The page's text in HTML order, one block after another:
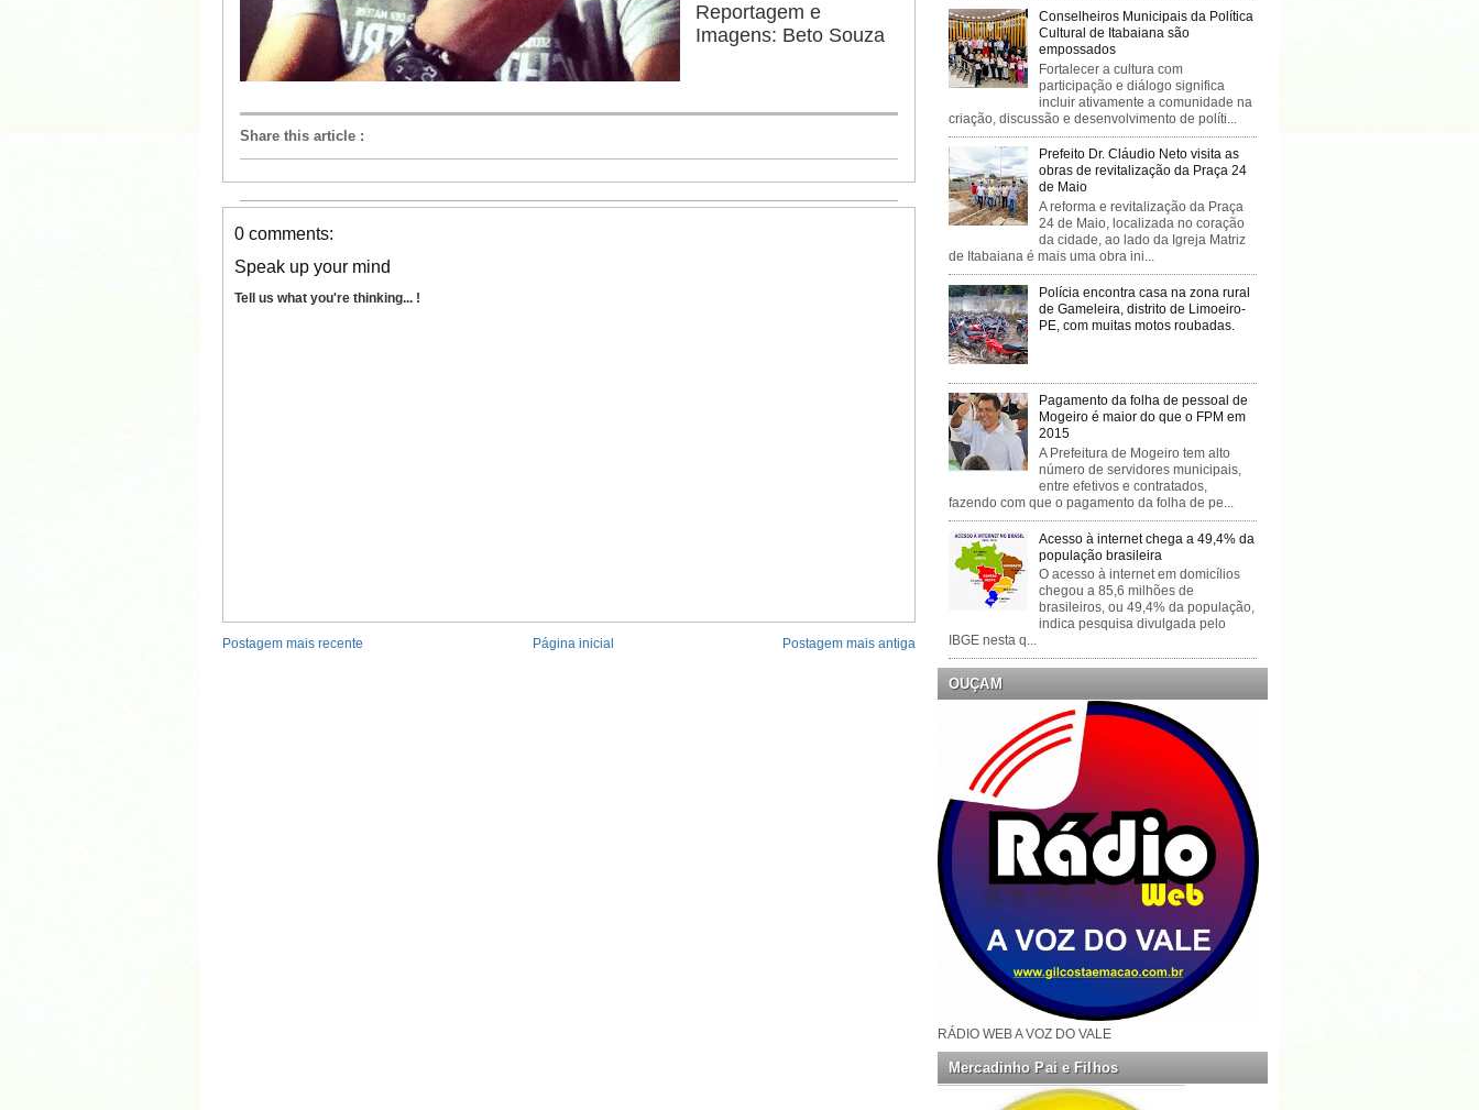
Reportagem e
Imagens: Beto Souza
Share this article :
0 comments:
Speak up your mind
Tell us what you're thinking... !
Postagem mais recente Postagem mais antiga
Página inicial
Conselheiros Municipais da Política
Cultural de Itabaiana são
empossados
Fortalecer a cultura com
participação e diálogo significa
incluir ativamente a comunidade na
criação, discussão e desenvolvimento de políti...
Prefeito Dr. Cláudio Neto visita as
obras de revitalização da Praça 24
de Maio
A reforma e revitalização da Praça
24 de Maio, localizada no coração
da cidade, ao lado da Igreja Matriz
de Itabaiana é mais uma obra ini...
Polícia encontra casa na zona rural
de Gameleira, distrito de Limoeiro-
PE, com muitas motos roubadas.
Pagamento da folha de pessoal de
Mogeiro é maior do que o FPM em
2015
A Prefeitura de Mogeiro tem alto
número de servidores municipais,
entre efetivos e contratados,
fazendo com que o pagamento da folha de pe...
Acesso à internet chega a 49,4% da
população brasileira
O acesso à internet em domicílios
chegou a 85,6 milhões de
brasileiros, ou 49,4% da população,
indica pesquisa divulgada pelo
IBGE nesta q...
OUÇAM
RÁDIO WEB A VOZ DO VALE
Mercadinho Pai e Filhos